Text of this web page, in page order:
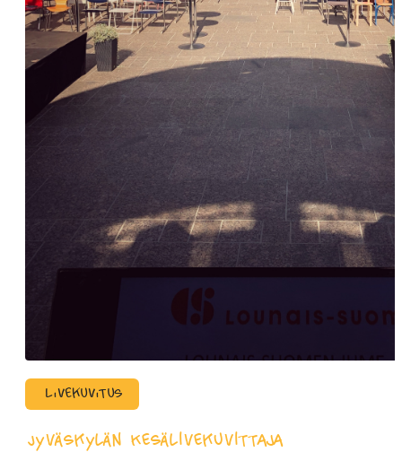
Livekuvitus
Jyväskylän Kesälivekuvittaja